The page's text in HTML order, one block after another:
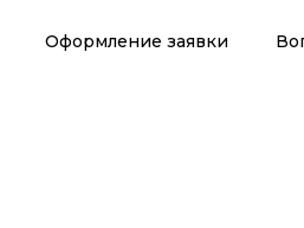
Оформление заявки